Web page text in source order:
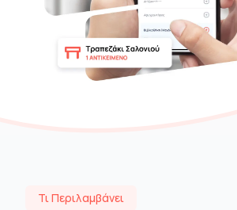
Τι Περιλαμβάνει